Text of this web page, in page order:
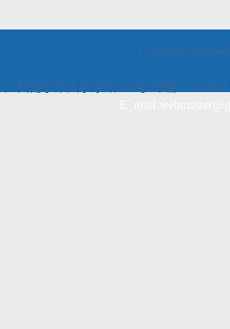
广西大学信息网
广西南宁市大学东路100号 邮编：